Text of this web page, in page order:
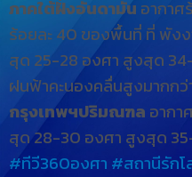
ภาคใต้ฝั่งอันดามัน อากา
ร้อยละ 40 ของพื้นที่ ที่ พังง
สุด 25-28 องศา สูงสุด
ฝนฟ้าคะนองคลื่นสูงมากกว่
กรุงเทพฯปริมณฑล อาก
สุด 28-30 องศา สูงสุด
#ทีวี360องศา #สถานีรักโ